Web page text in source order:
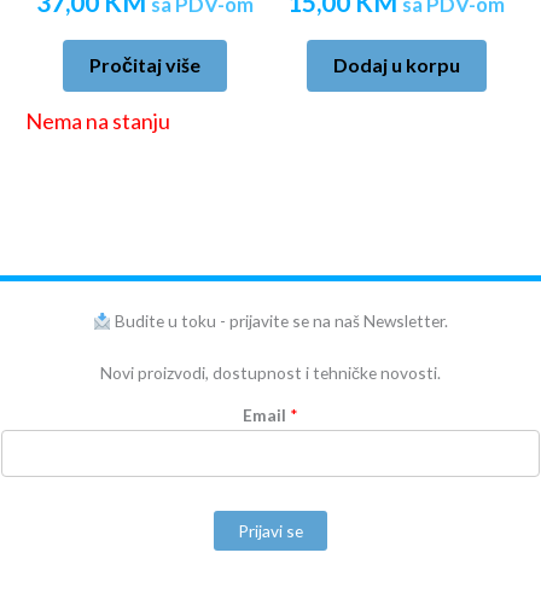
Pročitaj više
Nema na stanju
Dodaj u korpu
Budite u toku - prijavite se na naš Newsletter.
Novi proizvodi, dostupnost i tehničke novosti.
Email *
Prijavi se